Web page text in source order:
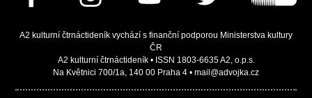
A2 kulturní čtrnáctideník vychází s finanční podporou Ministerstva kultury
ČR
A2 kulturní čtrnáctideník • ISSN 1803-6635 A2, o.p.s.
Na Květnici 700/1a, 140 00 Praha 4 • mail@advojka.cz